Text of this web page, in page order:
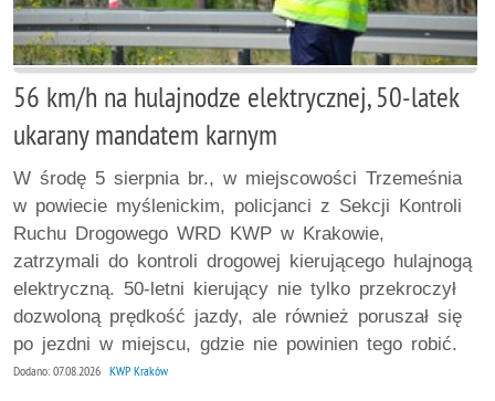
56 km/h na hulajnodze elektrycznej, 50-latek
ukarany mandatem karnym
W środę 5 sierpnia br., w miejscowości Trzemeśnia
w powiecie myślenickim, policjanci z Sekcji Kontroli
Ruchu Drogowego WRD KWP w Krakowie,
zatrzymali do kontroli drogowej kierującego hulajnogą
elektryczną. 50-letni kierujący nie tylko przekroczył
dozwoloną prędkość jazdy, ale również poruszał się
po jezdni w miejscu, gdzie nie powinien tego robić.
Dodano: 07.08.2026 KWP Kraków